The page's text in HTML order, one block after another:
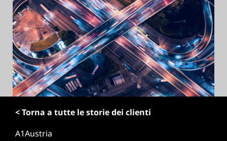
n
u
o
p
< Torna a tutte le storie dei clienti
A1Austria